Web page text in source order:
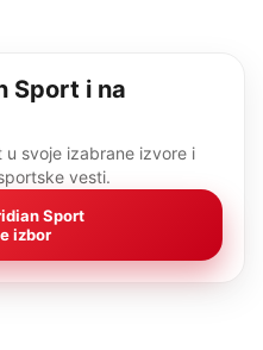
Sport i na
u svoje izabrane izvore i
vesti.
Sport
izbor